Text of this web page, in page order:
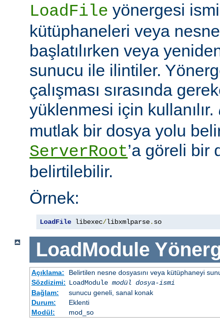
LoadFile yönergesi
kütüphaneleri veya
başlatılırken veya
sunucu ile ilintiler.
çalışması sırasında
yüklenmesi için kullanılır.
mutlak bir dosya yolu
ServerRoot’a göreli bir
belirtilebilir.
Örnek:
LoadFile libexec/libxmlparse. so
LoadModule
Açıklama:
Belirtilen nesne dosyasını veya kütüphaneyi
Sözdizimi: LoadModule modül dosya-ismi
Bağlam:
sunucu geneli, sanal konak
Durum:
Eklenti
Modül:
mod_so